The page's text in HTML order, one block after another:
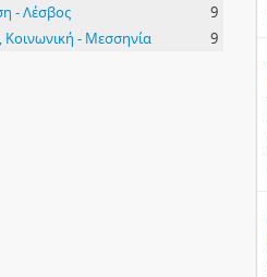
- Λέσβος
9
- Μεσσηνία
9